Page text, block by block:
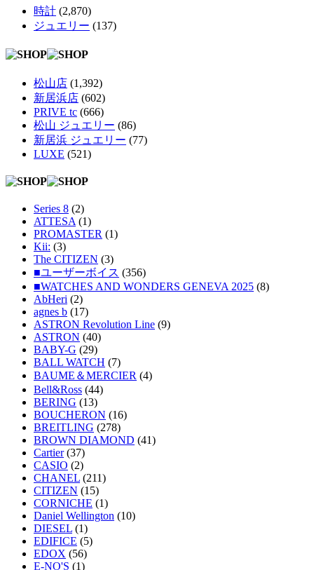
時計 (2,870)
ジュエリー (137)
松山店 (1,392)
新居浜店 (602)
PRIVE tc (666)
松山 ジュエリー (86)
新居浜 ジュエリー (77)
LUXE (521)
Series 8 (2)
ATTESA (1)
PROMASTER (1)
Kii: (3)
The CITIZEN (3)
■ユーザーボイス (356)
■WATCHES AND WONDERS GENEVA 2025 (8)
AbHeri (2)
agnes b (17)
ASTRON Revolution Line (9)
ASTRON (40)
BABY-G (29)
BALL WATCH (7)
BAUME＆MERCIER (4)
Bell&Ross (44)
BERING (13)
BOUCHERON (16)
BREITLING (278)
BROWN DIAMOND (41)
Cartier(37)
CASIO (2)
CHANEL (211)
CITIZEN (15)
CORNICHE (1)
Daniel Wellington (10)
DIESEL (1)
EDIFICE (5)
EDOX (56)
E-NO'S (1)